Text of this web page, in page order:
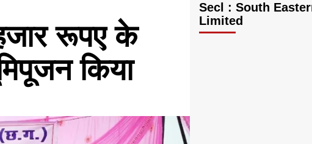
रूपए के
किया
Secl : South
Limited